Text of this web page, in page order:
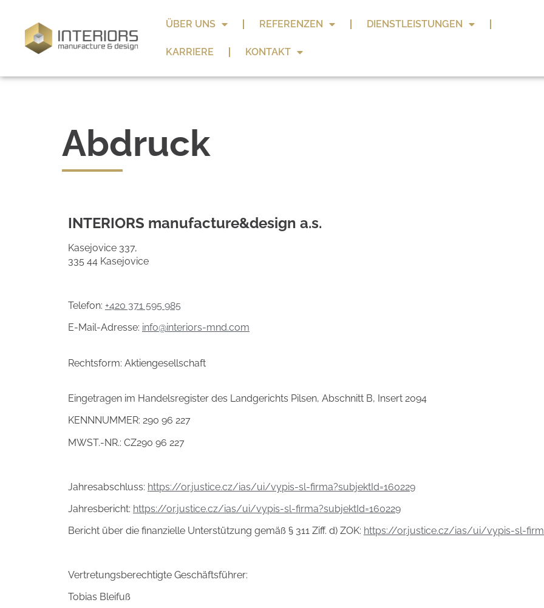
ÜBER UNS REFERENZEN DIENSTLEISTUNGEN
KARRIERE KONTAKT
Abdruck
INTERIORS manufacture&design a.s.
Kasejovice 337,
335 44 Kasejovice
Telefon: +420 371 595 985
E-Mail-Adresse: info@interiors-mnd.com
Rechtsform: Aktiengesellschaft
Eingetragen im Handelsregister des Landgerichts Pilsen, Abschnitt B, Insert 2094
KENNNUMMER: 290 96 227
MWST.-NR.: CZ290 96 227
Jahresabschluss: https://or.justice.cz/ias/ui/vypis-sl-firma?subjektId=160229
Jahresbericht: https://or.justice.cz/ias/ui/vypis-sl-firma?subjektId=160229
Bericht über die finanzielle Unterstützung gemäß § 311 Ziff. d) ZOK: https://or.justice.cz/ias/ui/vypis-sl-
Vertretungsberechtigte Geschäftsführer:
Tobias Bleifuß